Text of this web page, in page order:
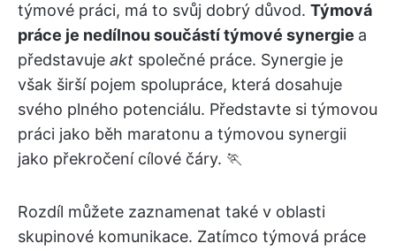
týmové práci, má to svůj dobrý důvod. Týmová
práce je nedílnou součástí týmové synergie a
představuje akt společné práce. Synergie je
však širší pojem spolupráce, která dosahuje
svého plného potenciálu. Představte si týmovou
práci jako běh maratonu a týmovou synergii
jako překročení cílové čáry. 🏃
Rozdíl můžete zaznamenat také v oblasti
skupinové komunikace. Zatímco týmová práce